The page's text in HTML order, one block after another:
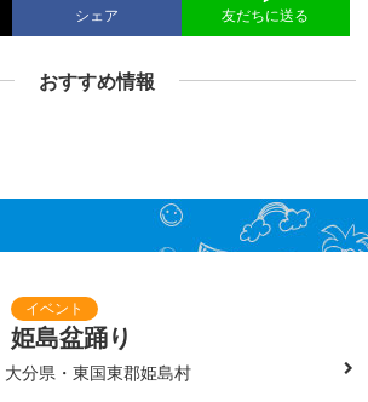
シェア 友だちに送る
おすすめ情報
姫島盆踊り
大分県・東国東郡姫島村